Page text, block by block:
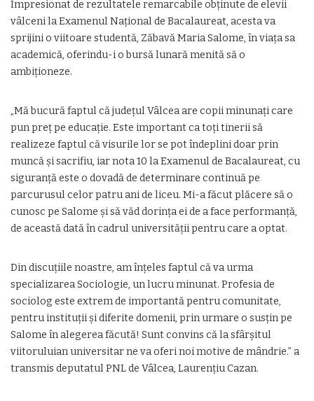
Impresionat de rezultatele remarcabile obținute de elevii
vâlceni la Examenul Național de Bacalaureat, acesta va
sprijini o viitoare studentă, Zăbavă Maria Salome, în viața sa
academică, oferindu-i o bursă lunară menită să o
ambiționeze.
„Mă bucură faptul că județul Vâlcea are copii minunați care
pun preț pe educație. Este important ca toți tinerii să
realizeze faptul că visurile lor se pot îndeplini doar prin
muncă și sacrifiu, iar nota 10 la Examenul de Bacalaureat, cu
siguranță este o dovadă de determinare continuă pe
parcurusul celor patru ani de liceu. Mi-a făcut plăcere să o
cunosc pe Salome și să văd dorința ei de a face performanță,
de această dată în cadrul universității pentru care a optat.
Din discuțiile noastre, am înțeles faptul că va urma
specializarea Sociologie, un lucru minunat. Profesia de
sociolog este extrem de importantă pentru comunitate,
pentru instituții și diferite domenii, prin urmare o susțin pe
Salome în alegerea făcută! Sunt convins că la sfârșitul
viitoruluian universitar ne va oferi noi motive de mândrie.” a
transmis deputatul PNL de Vâlcea, Laurențiu Cazan.